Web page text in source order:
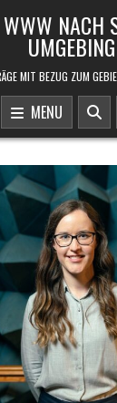
NACH
UMGEBING
MIT BEZUG ZUM
MENU